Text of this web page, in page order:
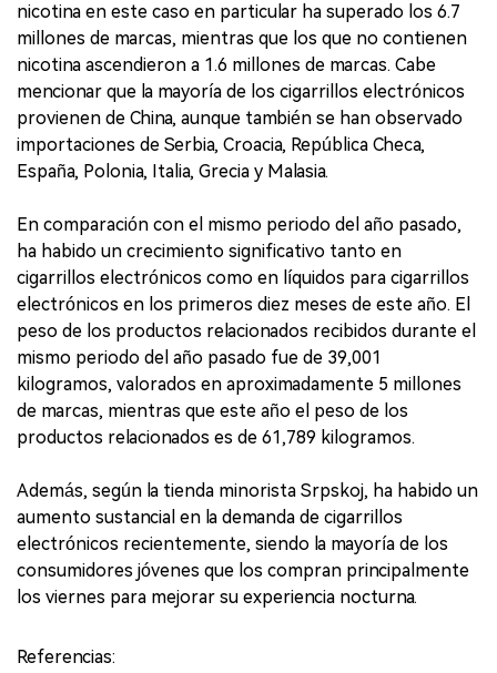
nicotina en este caso en particular ha superado los 6.7
millones de marcas, mientras que los que no contienen
nicotina ascendieron a 1.6 millones de marcas. Cabe
mencionar que la mayoría de los cigarrillos electrónicos
provienen de China, aunque también se han observado
importaciones de Serbia, Croacia, República Checa,
España, Polonia, Italia, Grecia y Malasia.
En comparación con el mismo periodo del año pasado,
ha habido un crecimiento significativo tanto en
cigarrillos electrónicos como en líquidos para cigarrillos
electrónicos en los primeros diez meses de este año. El
peso de los productos relacionados recibidos durante el
mismo periodo del año pasado fue de 39,001
kilogramos, valorados en aproximadamente 5 millones
de marcas, mientras que este año el peso de los
productos relacionados es de 61,789 kilogramos.
Además, según la tienda minorista Srpskoj, ha habido un
aumento sustancial en la demanda de cigarrillos
electrónicos recientemente, siendo la mayoría de los
consumidores jóvenes que los compran principalmente
los viernes para mejorar su experiencia nocturna.
Referencias: